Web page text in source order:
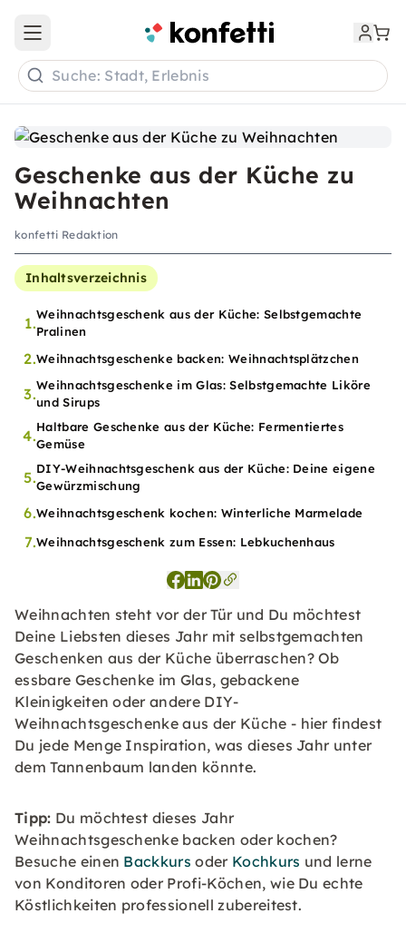
Geschenke aus der Küche zu
Weihnachten
konfetti Redaktion
Inhaltsverzeichnis
1.Weihnachtsgeschenk aus der Küche: Selbstgemachte
Pralinen
2.Weihnachtsgeschenke backen: Weihnachtsplätzchen
3.Weihnachtsgeschenke im Glas: Selbstgemachte Liköre
und Sirups
4.Haltbare Geschenke aus der Küche: Fermentiertes
Gemüse
5.DIY-Weihnachtsgeschenk aus der Küche: Deine eigene
Gewürzmischung
6.Weihnachtsgeschenk kochen: Winterliche Marmelade
7.Weihnachtsgeschenk zum Essen: Lebkuchenhaus
Weihnachten steht vor der Tür und Du möchtest
Deine Liebsten dieses Jahr mit selbstgemachten
Geschenken aus der Küche überraschen? Ob
essbare Geschenke im Glas, gebackene
Kleinigkeiten oder andere DIY-
Weihnachtsgeschenke aus der Küche - hier findest
Du jede Menge Inspiration, was dieses Jahr unter
dem Tannenbaum landen könnte.
Tipp: Du möchtest dieses Jahr
Weihnachtsgeschenke backen oder kochen?
Besuche einen Backkurs oder Kochkurs und lerne
von Konditoren oder Profi-Köchen, wie Du echte
Köstlichkeiten professionell zubereitest.
Open main menu
Suche: Stadt, Erlebnis